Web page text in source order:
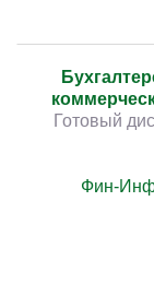
Готовый
Фин-